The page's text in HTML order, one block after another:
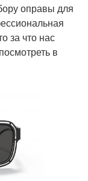
оправы для
за что нас
в